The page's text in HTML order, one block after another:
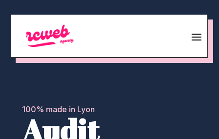
100% made in Lyon
Audit